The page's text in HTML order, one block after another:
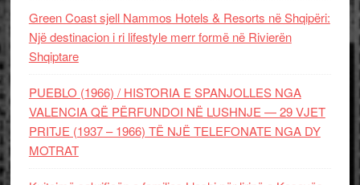
Green Coast sjell Nammos Hotels & Resorts në Shqipëri:
Një destinacion i ri lifestyle merr formë në Rivierën
Shqiptare
PUEBLO (1966) / HISTORIA E SPANJOLLES NGA
VALENCIA QË PËRFUNDOI NË LUSHNJE — 29 VJET
PRITJE (1937 – 1966) TË NJË TELEFONATE NGA DY
MOTRAT